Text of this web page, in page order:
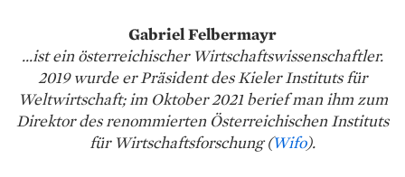
Gabriel Felbermayr
...ist ein öster­reichischer Wirtschafts­wissenschaftler.
2019 wurde er Präsident des Kieler Instituts für
Weltwirtschaft; im Oktober 2021 berief man ihm zum
Direktor des renommierten Österreichischen Instituts
für Wirtschaftsforschung (Wifo).